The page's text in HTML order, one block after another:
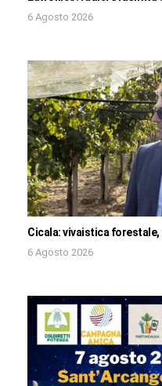
6 Agosto 2026
Cicala: vivaistica
6 Agosto 2026